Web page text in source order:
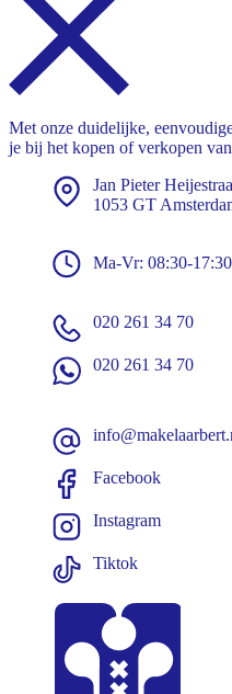
Met onze duidelijke,
je bij het kopen of verkopen
Jan Pieter
1053 GT
Ma-Vr: 08:30-
020 261 34 70
020 261 34 70
Facebook
Instagram
Tiktok